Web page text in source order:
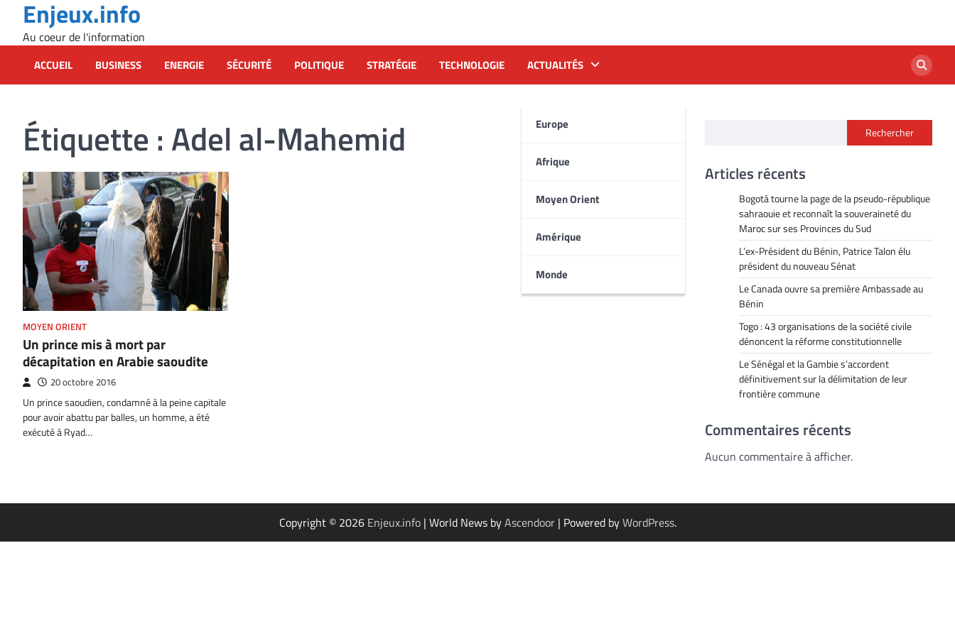
content
Enjeux.info
Au coeur de l'information
ACCUEIL BUSINESS ENERGIE SÉCURITÉ POLITIQUE STRATÉGIE TECHNOLOGIE ACTUALITÉS
Europe
Afrique
Moyen Orient
Amérique
Monde
Étiquette : Adel al-Mahemid
MOYEN ORIENT
Un prince mis à mort par
décapitation en Arabie saoudite
20 octobre 2016
Un prince saoudien, condamné à la peine capitale
pour avoir abattu par balles, un homme, a été
exécuté à Ryad…
Rechercher
Articles récents
Bogotá tourne la page de la pseudo-république
sahraouie et reconnaît la souveraineté du
Maroc sur ses Provinces du Sud
L’ex-Président du Bénin, Patrice Talon élu
président du nouveau Sénat
Le Canada ouvre sa première Ambassade au
Bénin
Togo : 43 organisations de la société civile
dénoncent la réforme constitutionnelle
Le Sénégal et la Gambie s’accordent
définitivement sur la délimitation de leur
frontière commune
Commentaires récents
Aucun commentaire à afficher.
Copyright © 2026 Enjeux.info| World News byAscendoor| Powered byWordPress.